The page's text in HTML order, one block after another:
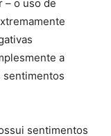
– o uso de
a
sentimentos
sentimentos